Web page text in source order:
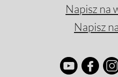
Napisz na
Napisz